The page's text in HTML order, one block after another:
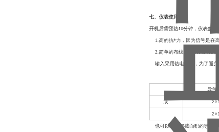
七、 仪表使用说明
开机后需预热10分钟，仪表的
1.高的抗*力，因为信号是在
2.简单的布线，即仪表从现场
输入采用热电阻时，为了避免
导线
或
也可以取任何截面积的导线